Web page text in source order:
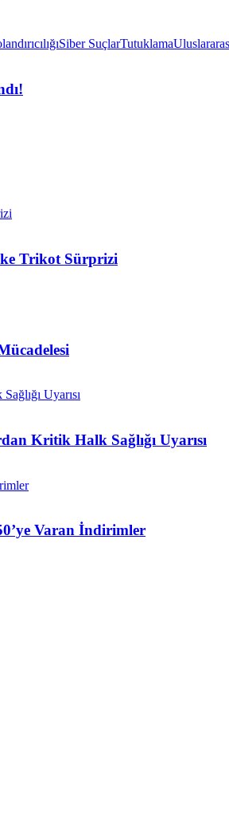
Siber SuçlarTutuklama
Trikot Sürprizi
Kritik Halk Sağlığı Uyarısı
Varan İndirimler